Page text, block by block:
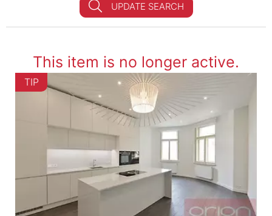
UPDATE SEARCH
This item is no longer active.
TIP